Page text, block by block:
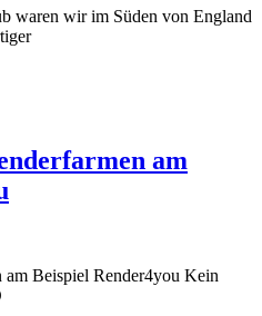
waren wir im Süden von England
am
Beispiel Render4you Kein